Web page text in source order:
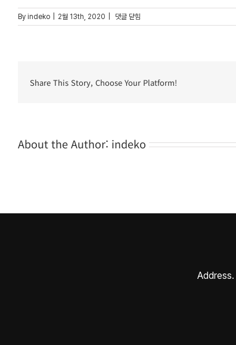
By indeko 2월 13th, 2020 2글로우서울
댓글 닫힘
Share This Story, Choose Your Platform!
About the Author: indeko
Address.